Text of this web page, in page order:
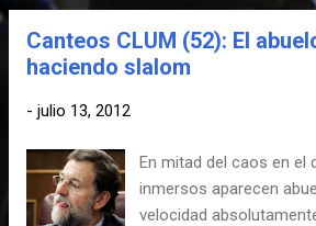
Canteos CLUM (52): El
haciendo slalom
- julio 13, 2012
En mitad del caos en el
inmersos aparecen
velocidad